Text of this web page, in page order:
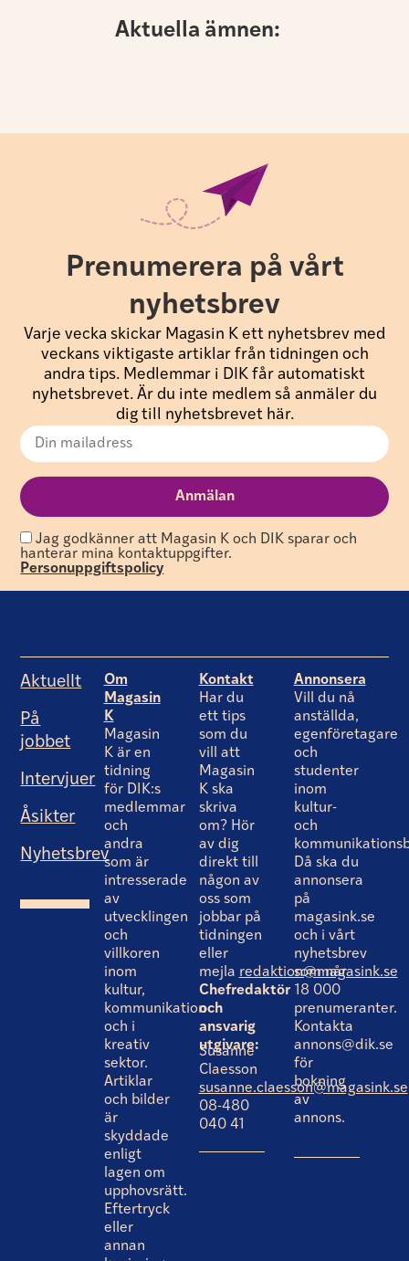
Aktuella ämnen:
Prenumerera på vårt
nyhetsbrev
Varje vecka skickar Magasin K ett nyhetsbrev med
veckans viktigaste artiklar från tidningen och
andra tips. Medlemmar i DIK får automatiskt
nyhetsbrevet. Är du inte medlem så anmäler du
dig till nyhetsbrevet här.
Jag godkänner att Magasin K och DIK sparar och
hanterar mina kontaktuppgifter.
Personuppgiftspolicy
Aktuellt
På
jobbet
Intervjuer
Åsikter
Nyhetsbrev
Om
Magasin
K
Magasin
K är en
tidning
för DIK:s
medlemmar
och
andra
som är
intresserade
av
utvecklingen
och
villkoren
inom
kultur,
kommunikation
och i
kreativ
sektor.
Artiklar
och bilder
är
skyddade
enligt
lagen om
upphovsrätt.
Eftertryck
eller
annan
Kontakt
Har du
ett tips
som du
vill att
Magasin
K ska
skriva
om? Hör
av dig
direkt till
någon av
oss som
jobbar på
tidningen
eller
mejla redaktion@magasink.se
Chefredaktör
och
ansvarig
utgivare:
Susanne
Claesson
susanne.claesson@magasink.se
08-480
040 41
Annonsera
Vill du nå
anställda,
egenföretagare
och
studenter
inom
kultur-
och
Då ska du
annonsera
på
magasink.se
och i vårt
nyhetsbrev
som når
18 000
prenumeranter.
Kontakta
annons@dik.se
för
bokning
av
annons.